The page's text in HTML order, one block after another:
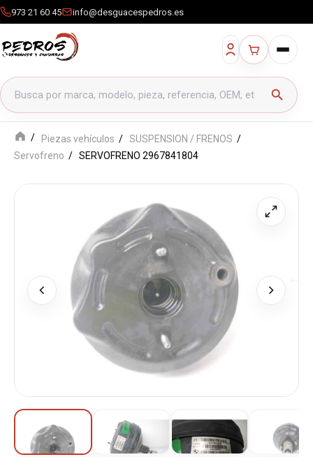
973 21 60 45 info@desguacespedros.es
Buscar productos
search
Piezas vehículos
SUSPENSION / FRENOS
Servofreno
SERVOFRENO 2967841804